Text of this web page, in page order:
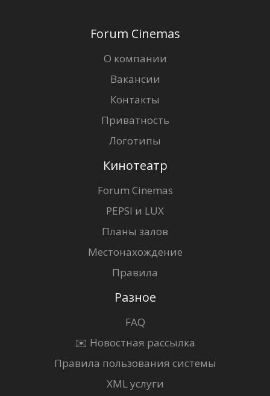
Forum Cinemas
О компании
Вакансии
Контакты
Приватность
Логотипы
Кинотеатр
Forum Cinemas
PEPSI и LUX
Планы залов
Местонахождение
Правила
Разное
FAQ
✉️ Новостная рассылка
Правила пользования системы
XML услуги